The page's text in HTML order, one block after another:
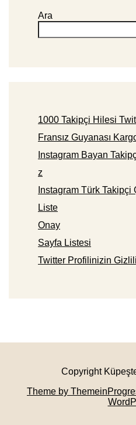
Ara
1000 Takipçi Hilesi
Fransız Guyanası
Instagram Bayan
z
Instagram Türk Takipçi
Liste
Onay
Sayfa Listesi
Twitter Profilinizin
Copyright
Theme by